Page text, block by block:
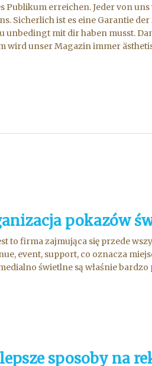
Publikum erreichen. Jeder von
Sicherlich ist es eine Garantie
unbedingt mit dir haben musst.
wird unser Magazin immer
pokazów
to firma zajmująca się przede
event, support, co oznacza
świetlne są właśnie
sposoby na